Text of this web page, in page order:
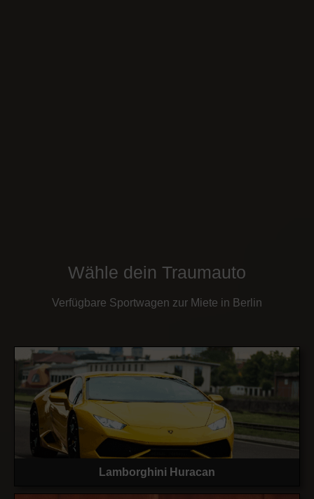
Wähle dein Traumauto
Verfügbare Sportwagen zur Miete in Berlin
Lamborghini Huracan